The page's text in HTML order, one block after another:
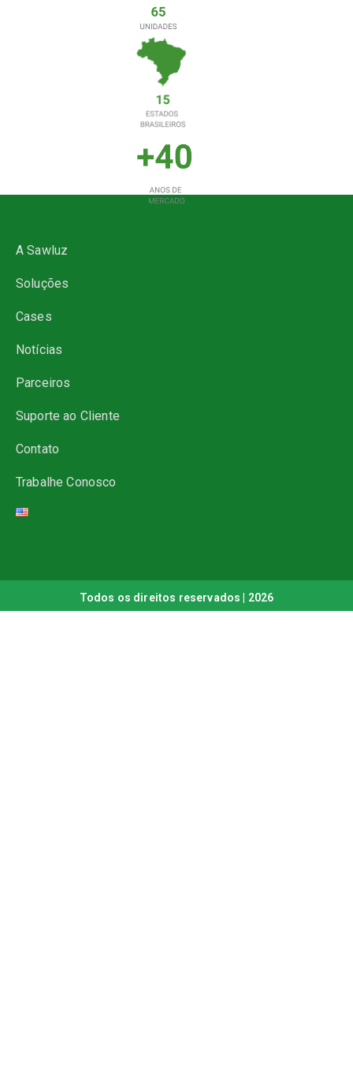
A Sawluz
Soluções
Cases
Notícias
Parceiros
Suporte ao Cliente
Contato
Trabalhe Conosco
Todos os direitos reservados | 2026